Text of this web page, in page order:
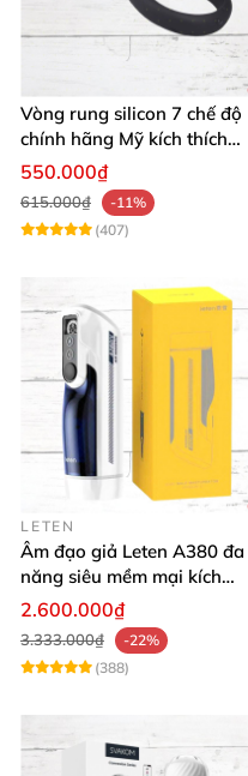
Vòng rung silicon 7 chế độ
chính hãng Mỹ kích thích
cực đỉnh
550.000₫
615.000₫
-11%
(407)
LETEN
Âm đạo giả Leten A380 đa
năng siêu mềm mại kích
thích phái mạnh
2.600.000₫
3.333.000₫
-22%
(388)